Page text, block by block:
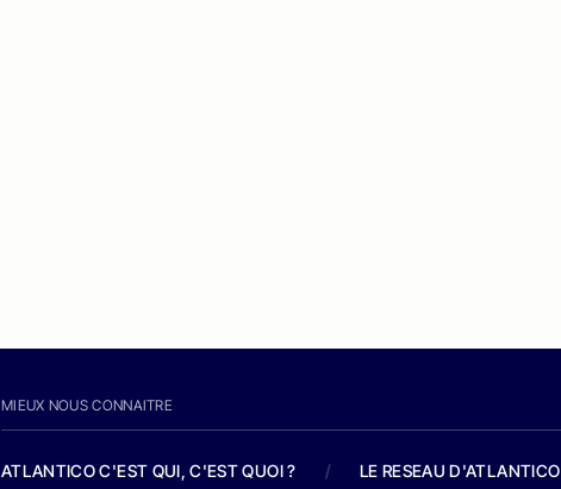
MIEUX NOUS CONNAITRE
ATLANTICO C'EST QUI, C'EST QUOI ? / LE RESEAU D'ATLANTICO